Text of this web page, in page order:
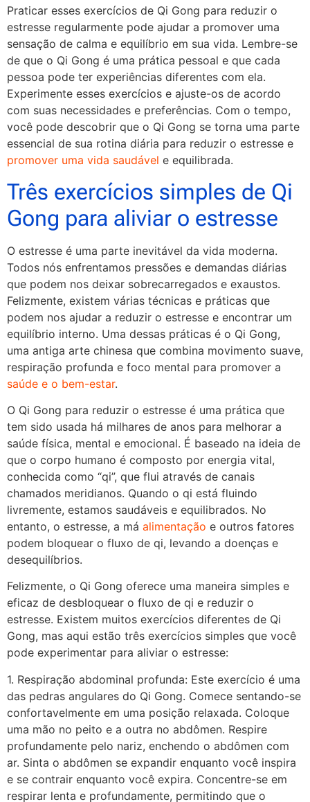
Praticar esses exercícios de Qi Gong para reduzir o
estresse regularmente pode ajudar a promover uma
sensação de calma e equilíbrio em sua vida. Lembre-se
de que o Qi Gong é uma prática pessoal e que cada
pessoa pode ter experiências diferentes com ela.
Experimente esses exercícios e ajuste-os de acordo
com suas necessidades e preferências. Com o tempo,
você pode descobrir que o Qi Gong se torna uma parte
essencial de sua rotina diária para reduzir o estresse e
promover uma vida saudável e equilibrada.
Três exercícios simples de Qi
Gong para aliviar o estresse
O estresse é uma parte inevitável da vida moderna.
Todos nós enfrentamos pressões e demandas diárias
que podem nos deixar sobrecarregados e exaustos.
Felizmente, existem várias técnicas e práticas que
podem nos ajudar a reduzir o estresse e encontrar um
equilíbrio interno. Uma dessas práticas é o Qi Gong,
uma antiga arte chinesa que combina movimento suave,
respiração profunda e foco mental para promover a
saúde e o bem-estar.
O Qi Gong para reduzir o estresse é uma prática que
tem sido usada há milhares de anos para melhorar a
saúde física, mental e emocional. É baseado na ideia de
que o corpo humano é composto por energia vital,
conhecida como “qi”, que flui através de canais
chamados meridianos. Quando o qi está fluindo
livremente, estamos saudáveis e equilibrados. No
entanto, o estresse, a má alimentação e outros fatores
podem bloquear o fluxo de qi, levando a doenças e
desequilíbrios.
Felizmente, o Qi Gong oferece uma maneira simples e
eficaz de desbloquear o fluxo de qi e reduzir o
estresse. Existem muitos exercícios diferentes de Qi
Gong, mas aqui estão três exercícios simples que você
pode experimentar para aliviar o estresse:
1. Respiração abdominal profunda: Este exercício é uma
das pedras angulares do Qi Gong. Comece sentando-se
confortavelmente em uma posição relaxada. Coloque
uma mão no peito e a outra no abdômen. Respire
profundamente pelo nariz, enchendo o abdômen com
ar. Sinta o abdômen se expandir enquanto você inspira
e se contrair enquanto você expira. Concentre-se em
respirar lenta e profundamente, permitindo que o